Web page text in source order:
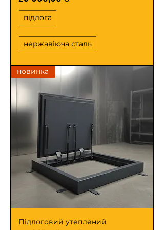
підлога
нержавіюча сталь
новинка
Підлоговий утеплений